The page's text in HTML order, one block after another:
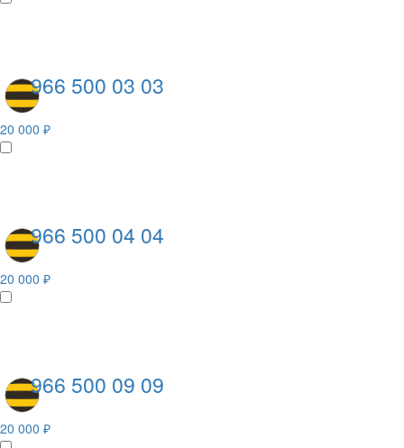
966 500 03 03
20 000 ₽
966 500 04 04
20 000 ₽
966 500 09 09
20 000 ₽